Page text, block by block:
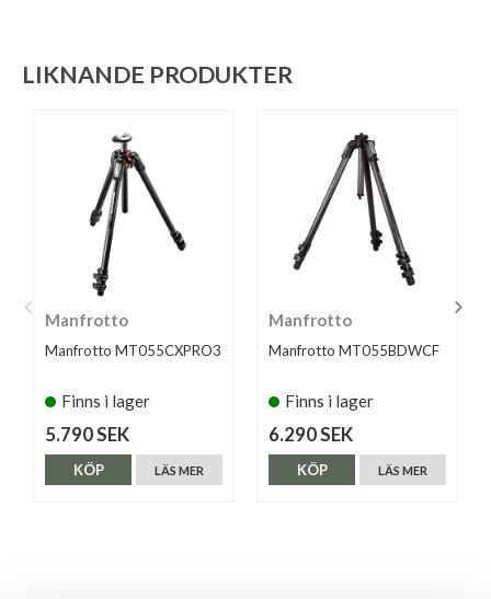
LIKNANDE PRODUKTER
Manfrotto
Manfrotto MT055CXPRO3
Finns i lager
5.790 SEK
LÄS MER
KÖP
Manfrotto
Manfrotto MT055BDWCF
Finns i lager
6.290 SEK
LÄS MER
KÖP